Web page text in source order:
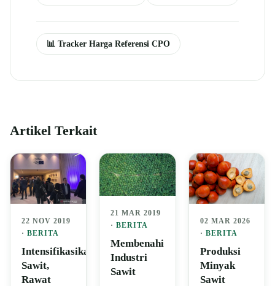
📊 Tracker Harga Referensi CPO
Artikel Terkait
22 NOV 2019
· BERITA
Intensifikasikan
Sawit,
Rawat
21 MAR 2019
·BERITA
Membenahi
Industri
Sawit
02 MAR 2026
· BERITA
Produksi
Minyak
Sawit